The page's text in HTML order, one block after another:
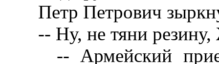
Петр Петрович
-- Ну, не тяни
-- Армейский